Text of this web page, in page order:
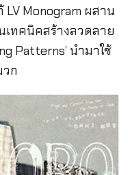
Monogram ผสาน
เทคนิคสร้างลวดลาย
Patterns’ นำมาใช้
ก